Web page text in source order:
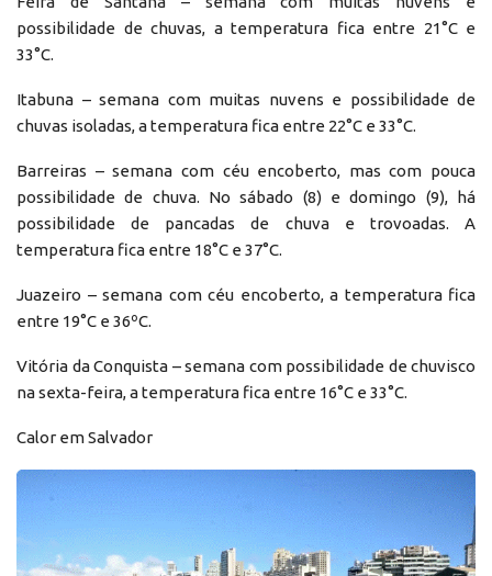
possibilidade de chuvas, a temperatura fica entre 21°C e
33°C.
Itabuna – semana com muitas nuvens e possibilidade de
chuvas isoladas, a temperatura fica entre 22°C e 33°C.
Barreiras – semana com céu encoberto, mas com pouca
possibilidade de chuva. No sábado (8) e domingo (9), há
possibilidade de pancadas de chuva e trovoadas. A
temperatura fica entre 18°C e 37°C.
Juazeiro – semana com céu encoberto, a temperatura fica
entre 19°C e 36ºC.
Vitória da Conquista – semana com possibilidade de chuvisco
na sexta-feira, a temperatura fica entre 16°C e 33°C.
Calor em Salvador